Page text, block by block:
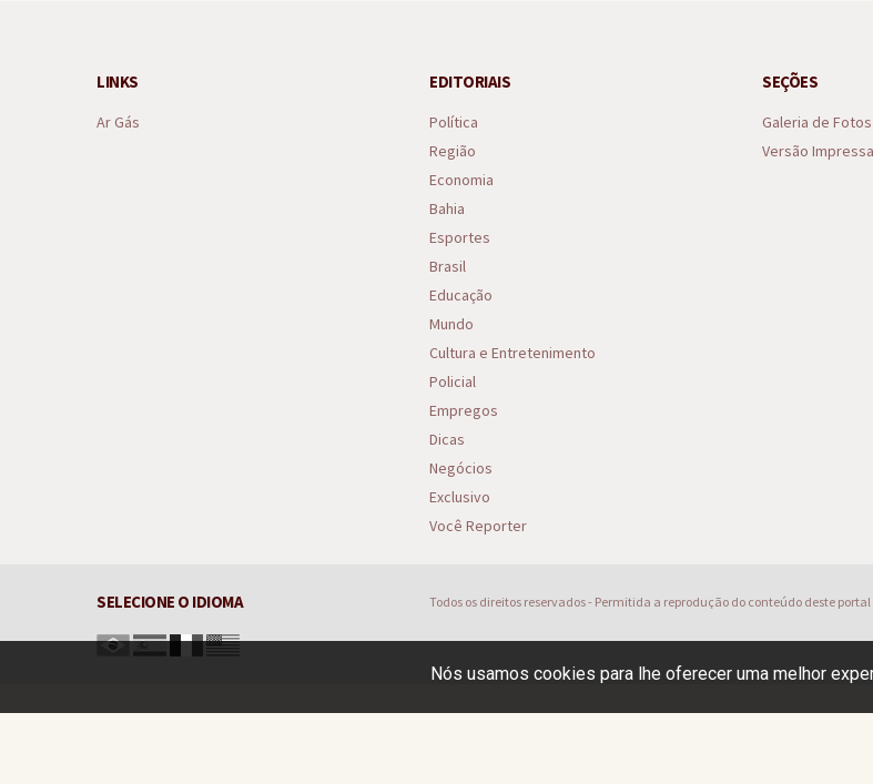
Nós usamos cookies para lhe oferecer uma melhor
LINKS
Ar Gás
EDITORIAIS
Política
Região
Economia
Bahia
Esportes
Brasil
Educação
Mundo
Cultura e Entretenimento
Policial
Empregos
Dicas
Negócios
Exclusivo
Você Reporter
SEÇÕES
Galeria de Fotos
Versão Impressa
SELECIONE O IDIOMA Todos os direitos reservados - Permitida a reprodução do conteúdo deste